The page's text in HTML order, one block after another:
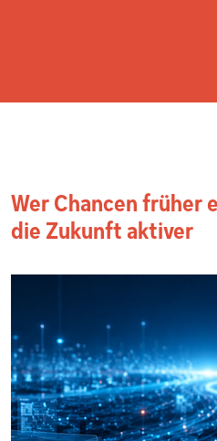
Wer Chancen früher
die Zukunft aktiver